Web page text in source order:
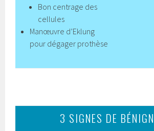
Bon centrage des
cellules
Manœuvre d’Eklung
pour dégager prothèse
3 SIGNES DE